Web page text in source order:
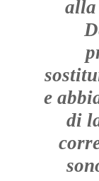
alla
e
di